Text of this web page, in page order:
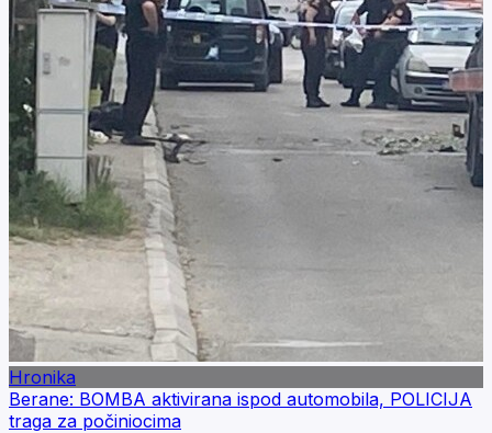
Hronika
Berane: BOMBA aktivirana ispod automobila, POLICIJA
traga za počiniocima